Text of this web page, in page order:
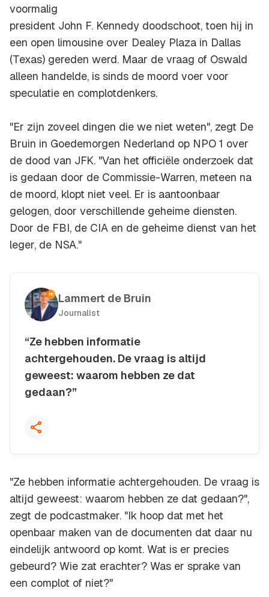
voormalig
president John F. Kennedy doodschoot, toen hij in
een open limousine over Dealey Plaza in Dallas
(Texas) gereden werd. Maar de vraag of Oswald
alleen handelde, is sinds de moord voer voor
speculatie en complotdenkers.
"Er zijn zoveel dingen die we niet weten", zegt De
Bruin in Goedemorgen Nederland op NPO 1 over
de dood van JFK. "Van het officiële onderzoek dat
is gedaan door de Commissie-Warren, meteen na
de moord, klopt niet veel. Er is aantoonbaar
gelogen, door verschillende geheime diensten.
Door de FBI, de CIA en de geheime dienst van het
leger, de NSA."
Lammert de Bruin
Journalist
“Ze hebben informatie
achtergehouden. De vraag is altijd
geweest: waarom hebben ze dat
gedaan?”Kopieer quote
"Ze hebben informatie achtergehouden. De vraag is
altijd geweest: waarom hebben ze dat gedaan?",
zegt de podcastmaker. "Ik hoop dat met het
openbaar maken van de documenten dat daar nu
eindelijk antwoord op komt. Wat is er precies
gebeurd? Wie zat erachter? Was er sprake van
een complot of niet?"